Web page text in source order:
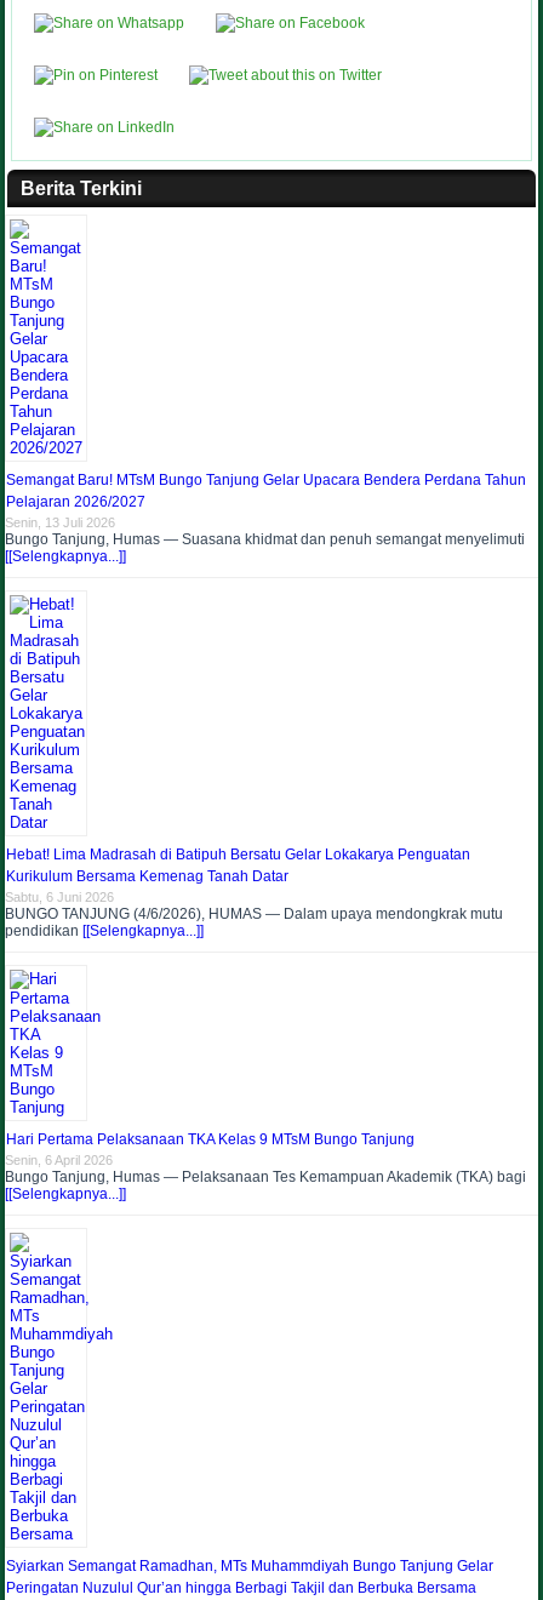
Berita Terkini
Semangat Baru! MTsM Bungo Tanjung Gelar Upacara Bendera Perdana Tahun
Pelajaran 2026/2027
Senin, 13 Juli 2026
Bungo Tanjung, Humas — Suasana khidmat dan penuh semangat menyelimuti
[[Selengkapnya...]]
Hebat! Lima Madrasah di Batipuh Bersatu Gelar Lokakarya Penguatan
Kurikulum Bersama Kemenag Tanah Datar
Sabtu, 6 Juni 2026
​BUNGO TANJUNG (4/6/2026), HUMAS — Dalam upaya mendongkrak mutu
pendidikan [[Selengkapnya...]]
Hari Pertama Pelaksanaan TKA Kelas 9 MTsM Bungo Tanjung
Senin, 6 April 2026
Bungo Tanjung, Humas — Pelaksanaan Tes Kemampuan Akademik (TKA) bagi
[[Selengkapnya...]]
Syiarkan Semangat Ramadhan, MTs Muhammdiyah Bungo Tanjung Gelar
Peringatan Nuzulul Qur’an hingga Berbagi Takjil dan Berbuka Bersama